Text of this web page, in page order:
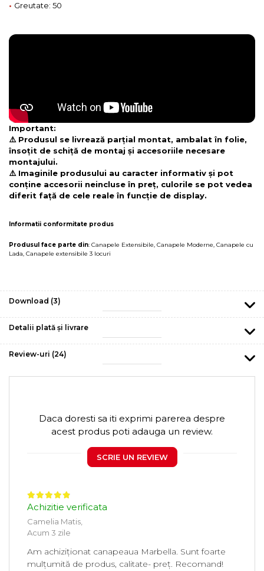
• Greutate: 50
Important:
⚠️ Produsul se livrează parțial montat, ambalat în folie,
însoțit de schiță de montaj și accesoriile necesare
montajului.
⚠️ Imaginile produsului au caracter informativ și pot
conține accesorii neincluse în preț, culorile se pot vedea
diferit față de cele reale în funcție de display.
Informatii conformitate produs
Produsul face parte din: Canapele Extensibile, Canapele Moderne, Canapele cu
Lada, Canapele extensibile 3 locuri
Download (3)
Detalii plată și livrare
Review-uri (24)
Daca doresti sa iti exprimi parerea despre
acest produs poti adauga un review.
SCRIE UN REVIEW
Achizitie verificata
Camelia Matis,
Acum 3 zile
Am achiziționat canapeaua Marbella. Sunt foarte
mulțumită de produs, calitate- preț. Recomand!